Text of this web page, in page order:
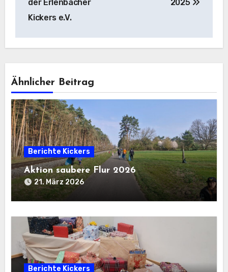
der Erlenbacher
Kickers e.V.
2025
Ähnlicher Beitrag
Berichte Kickers
Aktion saubere Flur 2026
21. März 2026
Berichte Kickers